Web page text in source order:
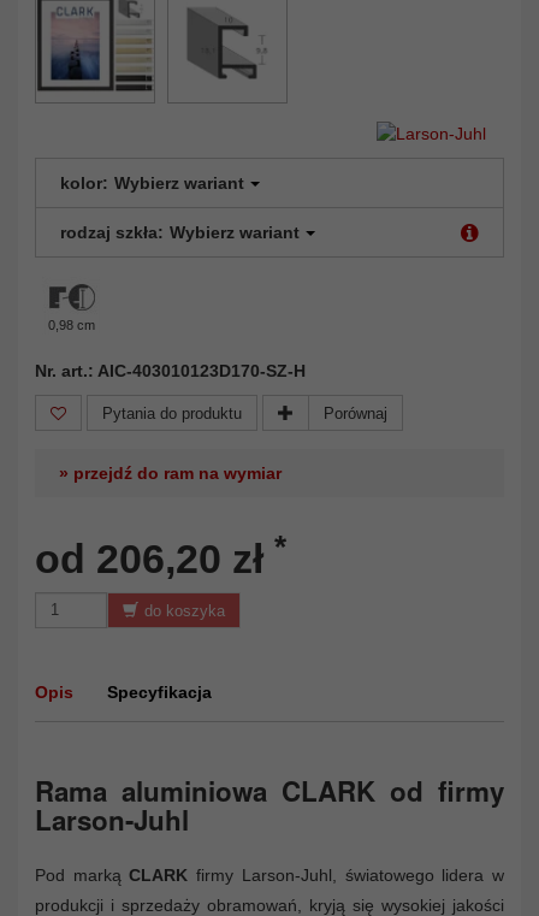
kolor: Wybierz wariant
rodzaj szkła: Wybierz wariant
0,98 cm
Nr. art.: AIC-403010123D170-SZ-H
Pytania do produktu Porównaj
» przejdź do ram na wymiar
od 206,20 zł *
do koszyka
Opis Specyfikacja
Rama aluminiowa CLARK od firmy
Larson-Juhl
Pod markąCLARKfirmy Larson-Juhl, światowego lidera w
produkcji i sprzedaży obramowań, kryją się wysokiej jakości